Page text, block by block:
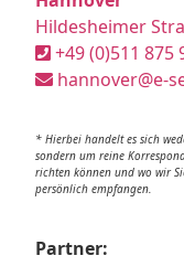
Hildesheimer
+49 (0)511 875
hannover@e-
* Hierbei handelt es sich
sondern um reine
richten können und wo wir
persönlich empfangen.
Partner: